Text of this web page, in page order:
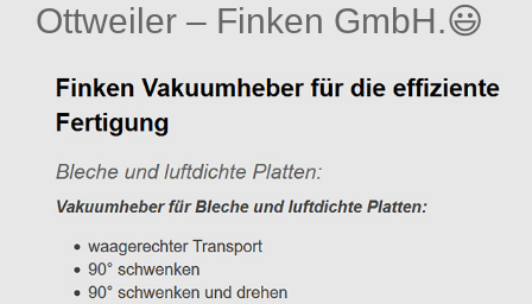
Ottweiler – Finken GmbH.😃